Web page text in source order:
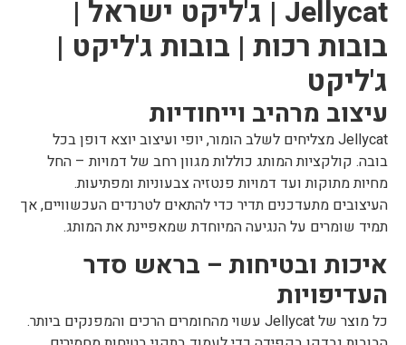
Jellycat | ג'ליקט ישראל |
בובות רכות | בובות ג'ליקט |
ג'ליקט
עיצוב מרהיב וייחודיות
Jellycat מצליחים לשלב הומור, יופי ועיצוב יוצא דופן בכל
בובה. קולקציות המותג כוללות מגוון רחב של דמויות – החל
מחיות מתוקות ועד דמויות פנטזיה צבעוניות ומפתיעות.
העיצובים מתעדכנים תדיר כדי להתאים לטרנדים העכשוויים, אך
תמיד שומרים על הנגיעה המיוחדת שמאפיינת את המותג.
איכות ובטיחות – בראש סדר
העדיפויות
כל מוצר של Jellycat עשוי מהחומרים הרכים והמפנקים ביותר.